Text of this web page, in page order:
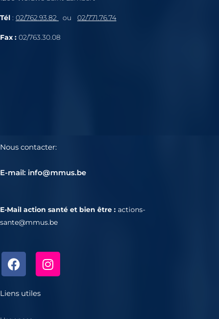
Tél : 02/762.93.82 ou 02/771.76.74
Fax : 02/763.30.08
Nous contacter:
E-mail: info@mmus.be
E-Mail action santé et bien être : actions-
sante@mmus.be
F
a
c
e
I
n
s
Liens utiles